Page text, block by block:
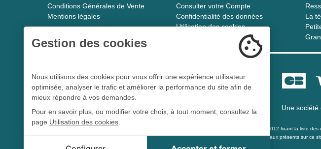
Conditions Générales de Vente
Mentions légales
Consulter votre Compte
Confidentialité des données
Utilisation des cookies
La
Distrimed.com 1989 - 2026
Le spécialiste du matériel médical
Une société
L 5213-3 du code de la santé publique et à l’arrêté du 21 décembre 2012 fixant la liste
tous les dispositifs médicaux présents sur ce
Gestion des cookies
Nous utilisons des cookies pour vous offrir une expérience utilisateur
optimisée, analyser le trafic et améliorer la performance du site afin de
mieux répondre à vos demandes.
Pour en savoir plus, ou modifier votre choix, à tout moment, consultez la
page Utilisation des cookies